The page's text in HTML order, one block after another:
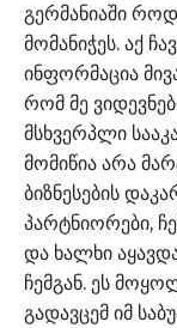
გერმანიაში
მომანიჭეს. აქ
ინფორმაცია
რომ მე
მსხვერპლი
მომიწია არა
ბიზნესების
პარტნიორები,
და ხალხი
ჩემგან. ეს
გადავცემ იმ